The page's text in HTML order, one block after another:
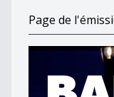
Page de